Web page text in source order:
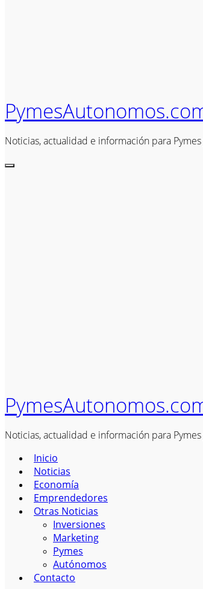
Noticias, actualidad e información para
Noticias, actualidad e información para
Inicio
Noticias
Economía
Emprendedores
Otras Noticias
Inversiones
Marketing
Pymes
Autónomos
Contacto